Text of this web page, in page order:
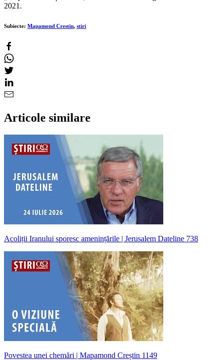
2021.
Subiecte: Mapamond Crestin, stiri
Articole similare
Acoliții Iranului sporesc amenințările | Jerusalem Dateline 738
Povestea unei chemări | Mapamond Creștin 1149